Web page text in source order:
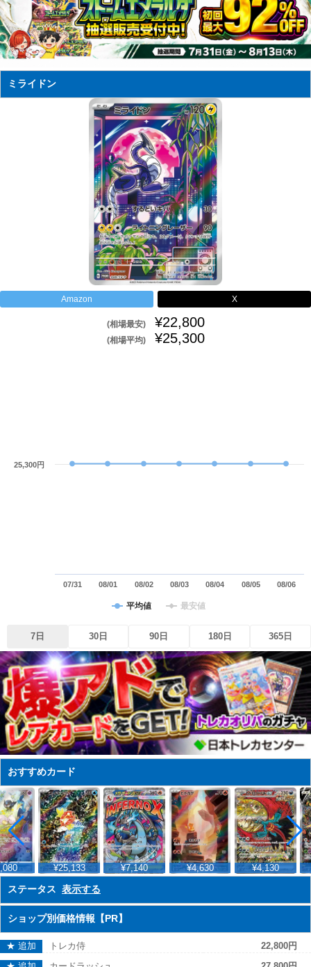
ミライドン
Amazon X
(相場最安) ¥22,800
(相場平均) ¥25,300
平均値 最安値
07/31 08/01 08/02 08/03 08/04 08/05 08/06
25,300円
7日 30日 90日 180日 365日
おすすめカード
¥25,133 ¥7,140 ¥4,630 ¥4,130
ステータス 表示する
ショップ別価格情報【PR】
★ 追加 トレカ侍
22,800円